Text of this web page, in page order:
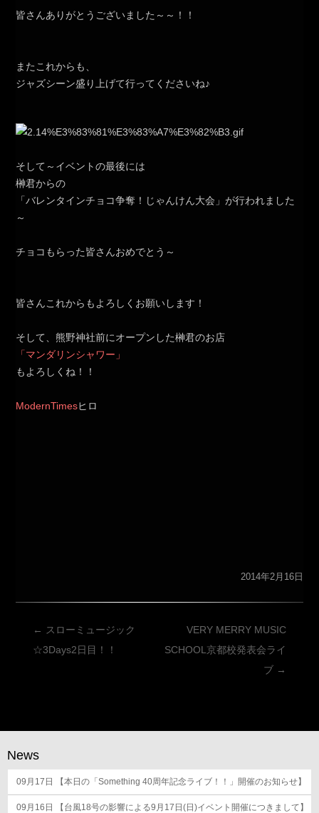
皆さんありがとうございました～～！！
またこれからも、
ジャズシーン盛り上げて行ってくださいね♪
そして～イベントの最後には
榊君からの
「バレンタインチョコ争奪！じゃんけん大会」が行われました
～
チョコもらった皆さんおめでとう～
皆さんこれからもよろしくお願いします！
そして、熊野神社前にオープンした榊君のお店
「マンダリンシャワー」
もよろしくね！！
ModernTimesヒロ
2014年2月16日
投
稿
ー
シ
ョ
ン
← スローミュージック
☆3Days2日目！！
VERY MERRY MUSIC
SCHOOL京都校発表会ライ
ブ →
News
09月17日 【本日の「Something 40周年記念ライブ！！」開催のお知らせ】
09月16日 【台風18号の影響による9月17日(日)イベント開催につきまして】